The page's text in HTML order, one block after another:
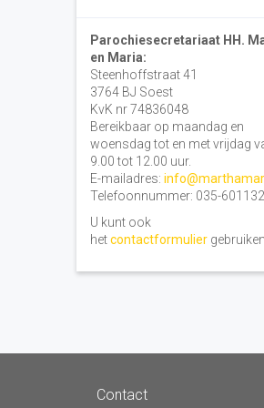
Parochiesecretariaat HH.
en Maria:
Steenhoffstraat 41
3764 BJ Soest
KvK nr 74836048
Bereikbaar op maandag en
woensdag tot en met vrijdag
9.00 tot 12.00 uur.
E-mailadres:
Telefoonnummer: 035-
U kunt ook
hetcontactformuliergebruiken.
Contact